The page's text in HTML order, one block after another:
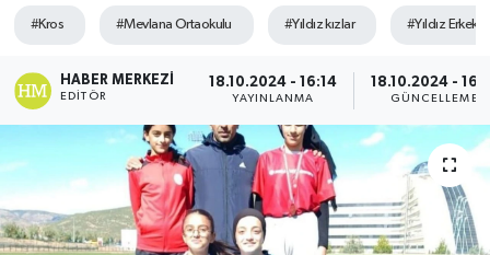
#Kros #Mevlana Ortaokulu #Yıldız kızlar #Yıldız
HABER MERKEZI
EDITÖR
18.10.2024 - 16:14
YAYINLANMA
18.10.2024 -
GÜNCELLEME
GÜNDEM
KARLIOVA
MERKEZ
RESMİ İLANLAR
Son Dakika Haberleri
Haber Arşivi